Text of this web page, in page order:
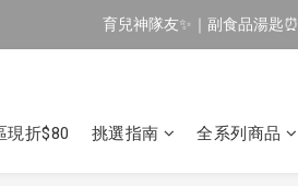
🔥 新會員專屬｜首購現
育兒神隊友✨｜副食品湯匙
現折$80 挑選指南 全系列商品